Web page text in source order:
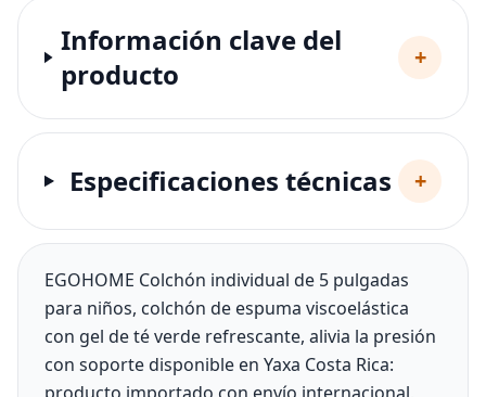
Información clave del
producto
+
Especificaciones técnicas +
EGOHOME Colchón individual de 5 pulgadas
para niños, colchón de espuma viscoelástica
con gel de té verde refrescante, alivia la presión
con soporte disponible en Yaxa Costa Rica: